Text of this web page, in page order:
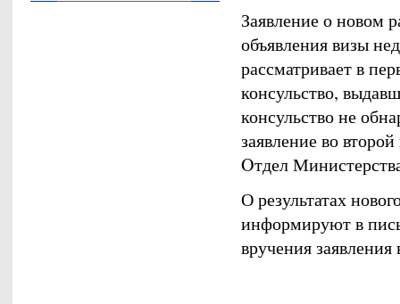
Заявление о новом
объявления визы
рассматривает в
консульство,
консульство не
заявление во
Oтдел
О результатах
информируют в
вручения